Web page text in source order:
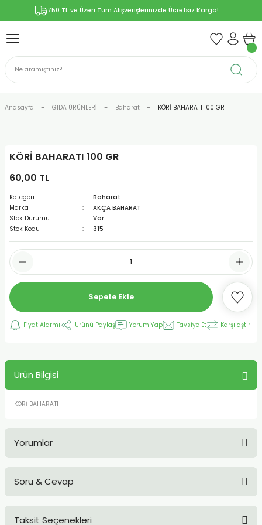
750 TL ve Üzeri Tüm Alışverişlerinizde Ücretsiz Kargo!
Geri Dön
Propolis
Geri Dön
Geri Dön
Geri Dön
KAPSÜLLER
Geri Dön
Anasayfa GIDA ÜRÜNLERİ Baharat KÖRİ BAHARATI 100 GR
KÖRİ BAHARATI 100 GR
60,00 TL
Kategori
Baharat
Marka
AKÇA BAHARAT
Stok Durumu
Var
Stok Kodu
315
Sepete Ekle
Fiyat Alarmı Ürünü Paylaş Yorum Yap Tavsiye Et Karşılaştır
Ürün Bilgisi
KÖRİ BAHARATI
Yorumlar
Soru & Cevap
Taksit Seçenekleri